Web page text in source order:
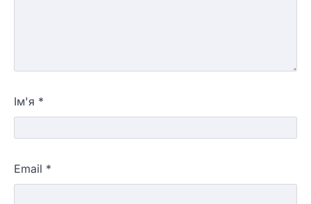
Ім'я *
Email *